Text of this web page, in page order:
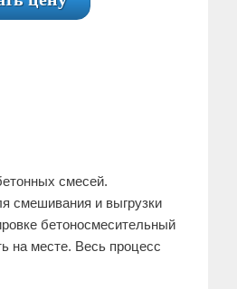
смесей.
смешивания и выгрузки
бетоносмесительный
на месте. Весь процесс